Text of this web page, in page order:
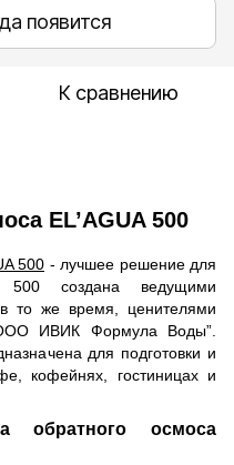
появится
К сравнению
EL’AGUA 500
500 - лучшее решение для
500 создана ведущими
то же время, ценителями
ИВИК Формула Воды”.
для подготовки и
кофейнях, гостиницах и
обратного осмоса